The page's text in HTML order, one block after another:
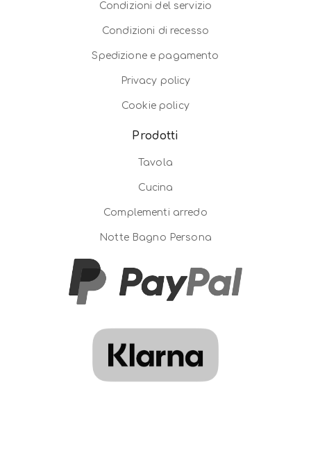
Condizioni del servizio
Condizioni di recesso
Spedizione e pagamento
Privacy policy
Cookie policy
Prodotti
Tavola
Cucina
Complementi arredo
Notte Bagno Persona